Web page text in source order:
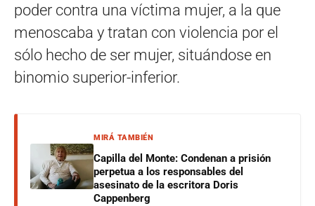
poder contra una víctima mujer, a la que
menoscaba y tratan con violencia por el
sólo hecho de ser mujer, situándose en
binomio superior-inferior.
MIRÁ TAMBIÉN
Capilla del Monte: Condenan a prisión
perpetua a los responsables del
asesinato de la escritora Doris
Cappenberg